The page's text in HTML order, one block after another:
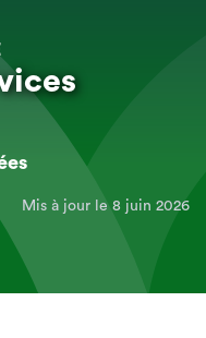
Mis à jour le 8 juin 2026